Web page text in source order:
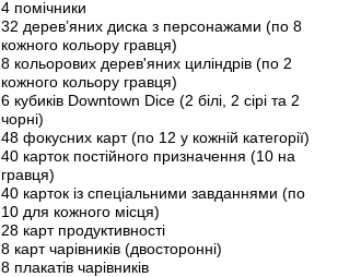
4 помічники
32 дерев’яних диска з персонажами (по 8
кожного кольору гравця)
8 кольорових дерев'яних циліндрів (по 2
кожного кольору гравця)
6 кубиків Downtown Dice (2 білі, 2 сірі та 2
чорні)
48 фокусних карт (по 12 у кожній категорії)
40 карток постійного призначення (10 на
гравця)
40 карток із спеціальними завданнями (по
10 для кожного місця)
28 карт продуктивності
8 карт чарівників (двосторонні)
8 плакатів чарівників